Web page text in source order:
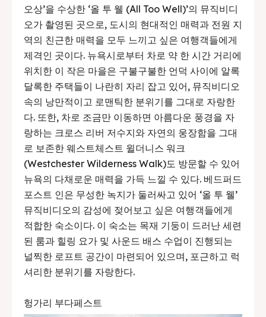
오상’을 수상한 ‘올 투 웰 (All Too Well)’의 뮤직비디
오가 촬영된 곳으로, 도시의 현대적인 매력과 전원 지
역의 친근한 매력을 모두 느끼고 싶은 여행객들에게
제격인 곳이다. 뉴욕시로부터 차로 약 한 시간 거리에
위치한 이 작은 마을은 구불구불한 언덕 사이에 알록
달록한 주택들이 나란히 자리 잡고 있어, 뮤직비디오
속의 낭만적이고 로맨틱한 분위기를 그대로 자랑한
다. 또한, 차로 조금만 이동하면 아름다운 풍경을 자
랑하는 크로스 리버 저수지와 자연의 웅장함을 그대
로 보존한 웨스트체스트 윌더니스 워크
(Westchester Wilderness Walk)도 방문할 수 있어
뉴욕의 다채로운 매력을 가득 느낄 수 있다. 베드퍼드
포스트 인은 무성한 녹지가 둘러싸고 있어 ‘올 투 웰’
뮤직비디오의 감성에 젖어보고 싶은 여행객들에게
적합한 숙소이다. 이 숙소는 목재 기둥이 드러난 세련
된 룸과 힐링 요가 및 사운드 배스 수업이 진행되는
널찍한 로프트 공간이 마련되어 있으며, 포근하고 럭
셔리한 분위기를 자랑한다.
헝가리 부다페스트